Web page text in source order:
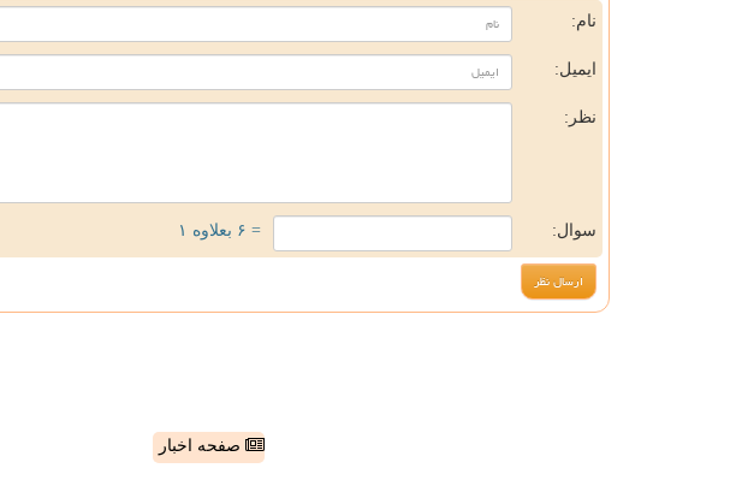
نام:
ایمیل:
نظر:
سوال: = ۶ بعلاوه ۱
صفحه اخبار